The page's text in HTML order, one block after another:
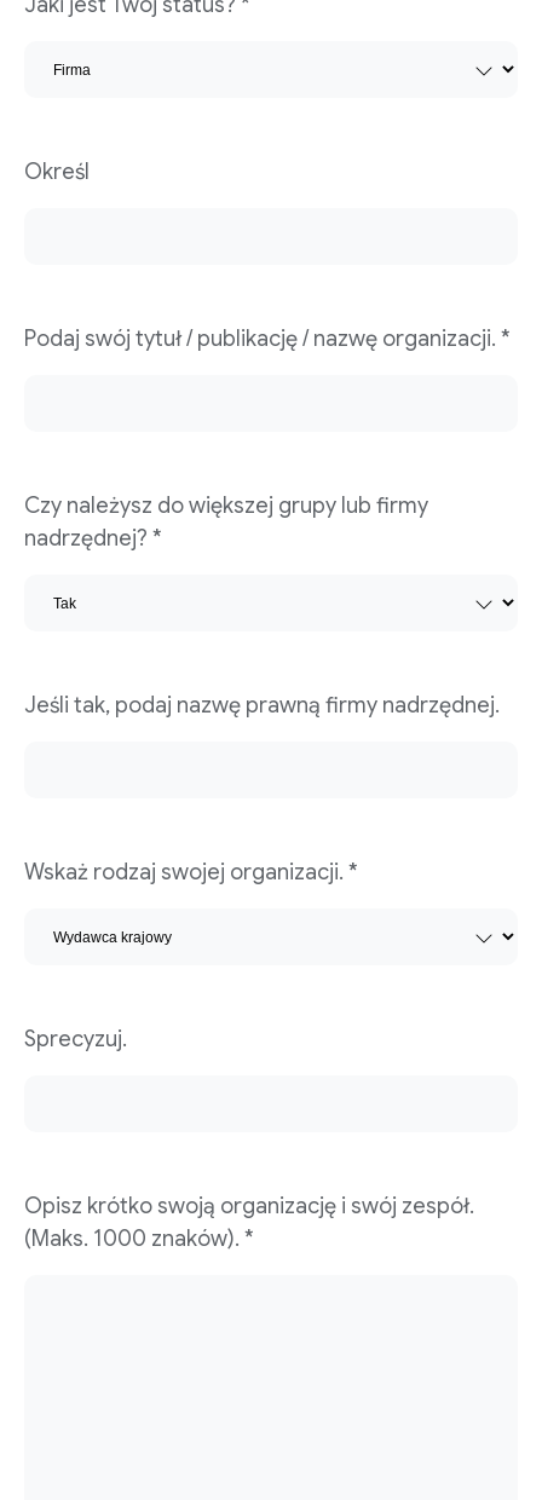
Określ
Podaj swój tytuł / publikację / nazwę organizacji. *
Czy należysz do większej grupy lub firmy
nadrzędnej? *
Jeśli tak, podaj nazwę prawną firmy nadrzędnej.
Wskaż rodzaj swojej organizacji. *
Sprecyzuj.
Opisz krótko swoją organizację i swój zespół.
(Maks. 1000 znaków). *